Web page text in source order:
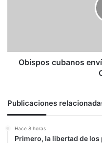
Obispos cubanos
Publicaciones
Hace 8 horas
Primero, la libertad de